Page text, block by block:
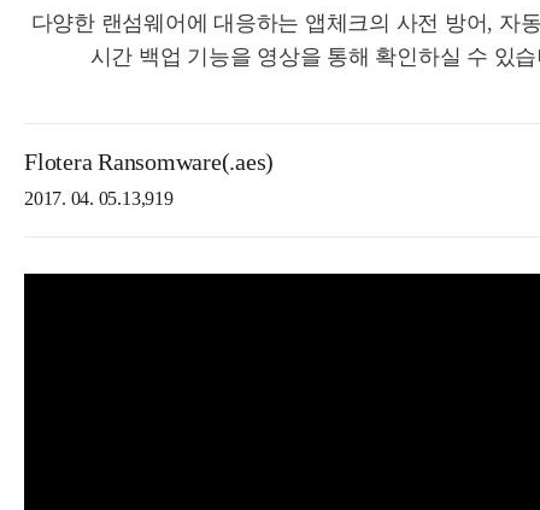
다양한 랜섬웨어에 대응하는 앱체크의 사전 방어, 자
시간 백업 기능을 영상을 통해 확인하실 수 있
Flotera Ransomware(.aes)
2017. 04. 05.13,919